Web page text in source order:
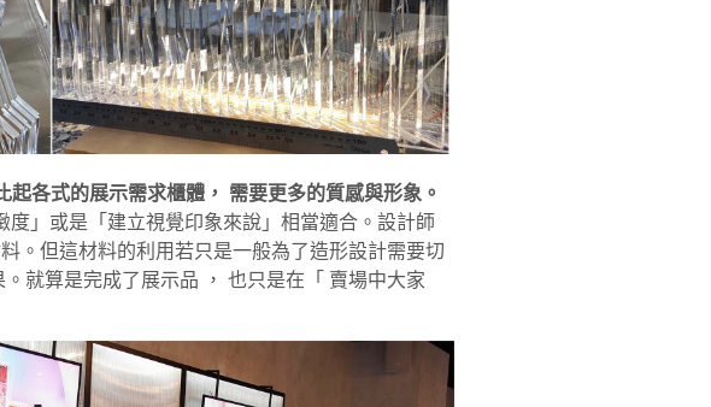
起各式的展示需求櫃體， 需要更多的質感與形象。
」或是「建立視覺印象來說」相當適合。設計師
。但這材料的利用若只是一般為了造形設計需要切
就算是完成了展示品 ， 也只是在「 賣場中大家